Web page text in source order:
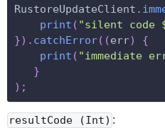
RustoreUpdateClient .
print ( "silent code
}) . catchError( (err)
{
print ( "immediate
}
) ;
resultCode (Int) :